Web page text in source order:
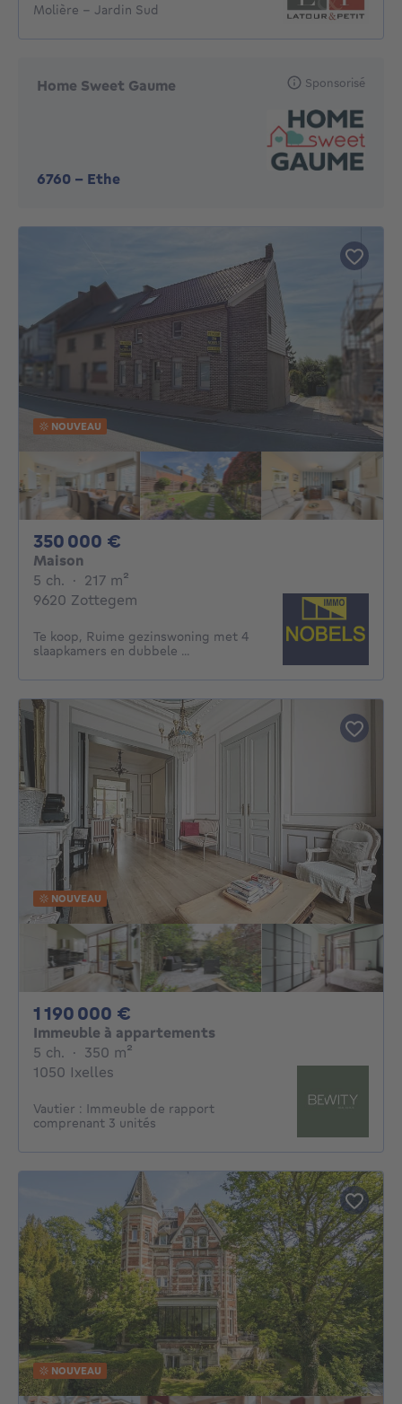
Molière - Jardin Sud
Home Sweet Gaume
6760 - Ethe
Sponsorisé
NOUVEAU
350 000 €
Maison
5 ch. 5 chambres
· 217 m²
9620 Zottegem
Te koop, Ruime gezinswoning met 4
slaapkamers en dubbele ...
NOUVEAU
1 190 000 €
Immeuble à appartements
5 ch. 5 chambres
· 350 m²
1050 Ixelles
Vautier : Immeuble de rapport
comprenant 3 unités
NOUVEAU